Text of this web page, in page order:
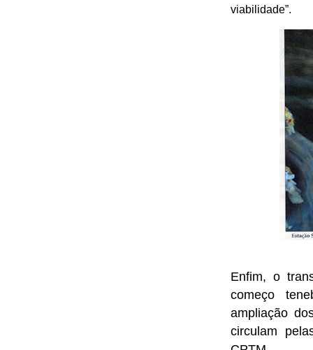
viabilidade”.
Enfim, o
começo
ampliação
circulam